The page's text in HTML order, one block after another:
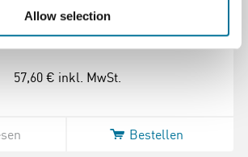
Allow selection
Wurzel, c.s.
57,60 € inkl. MwSt.
Bestellen